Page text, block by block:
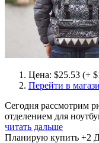
Цена: $25.53 (+
Перейти в
Сегодня рассмотрим
отделением для
читать дальше
Планирую купить +2